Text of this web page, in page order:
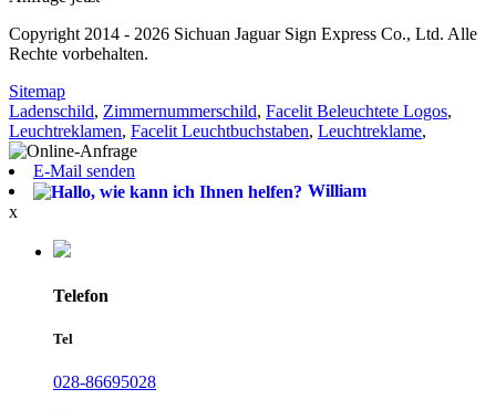
Copyright 2014 - 2026 Sichuan Jaguar Sign Express Co., Ltd. Alle
Rechte vorbehalten.
Sitemap
Ladenschild, Zimmernummerschild, Facelit Beleuchtete Logos,
Leuchtreklamen, Facelit Leuchtbuchstaben, Leuchtreklame,
E-Mail senden
William
x
Telefon
Tel
028-86695028